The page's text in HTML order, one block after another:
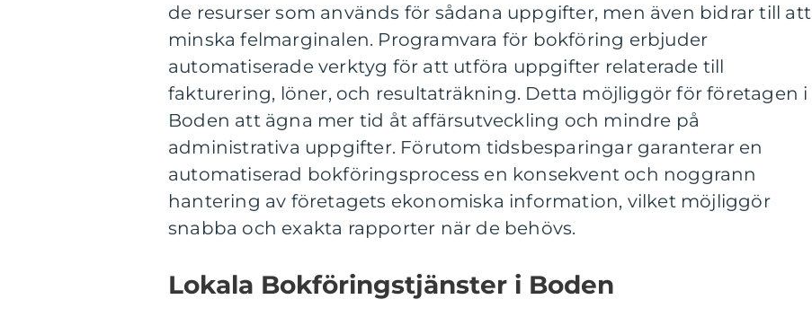
de resurser som används för sådana uppgifter, men även bidrar till att
minska felmarginalen. Programvara för bokföring erbjuder
automatiserade verktyg för att utföra uppgifter relaterade till
fakturering, löner, och resultaträkning. Detta möjliggör för företagen i
Boden att ägna mer tid åt affärsutveckling och mindre på
administrativa uppgifter. Förutom tidsbesparingar garanterar en
automatiserad bokföringsprocess en konsekvent och noggrann
hantering av företagets ekonomiska information, vilket möjliggör
snabba och exakta rapporter när de behövs.
Lokala Bokföringstjänster i Boden